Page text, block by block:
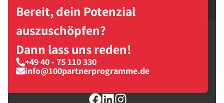
Bereit, dein Potenzial
auszuschöpfen?
Dann lass uns reden!
+49 40 - 75 110 330
info@100partnerprogramme.de